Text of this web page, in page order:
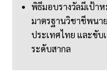
พิธีมอบรางวัลมีเป้า
มาตรฐานวิชาชีพน
ประเทศไทย และขับ
ระดับสากล